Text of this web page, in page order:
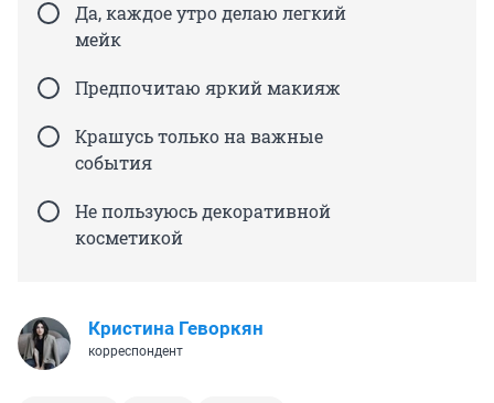
Да, каждое утро делаю легкий
мейк
Предпочитаю яркий макияж
Крашусь только на важные
события
Не пользуюсь декоративной
косметикой
Кристина Геворкян
корреспондент